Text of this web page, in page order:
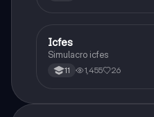
ICFES: Sociales y Ciudadanas
Icfes
Simulacro icfes
11 1,455 26